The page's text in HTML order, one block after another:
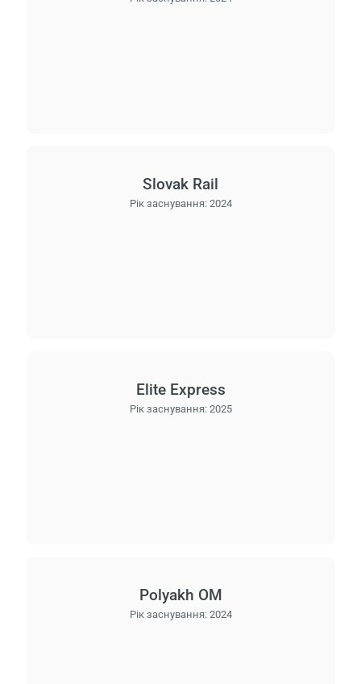
Slovak Rail
Рік заснування: 2024
Elite Express
Рік заснування: 2025
Polyakh OM
Рік заснування: 2024